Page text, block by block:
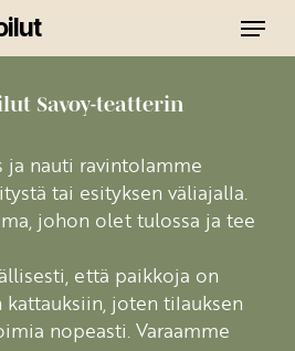
Menu
Savoy-teatterin
ja nauti ravintolamme
tai esityksen väliajalla.
johon olet tulossa ja tee
että paikkoja on
joten tilauksen
nopeasti. Varaamme